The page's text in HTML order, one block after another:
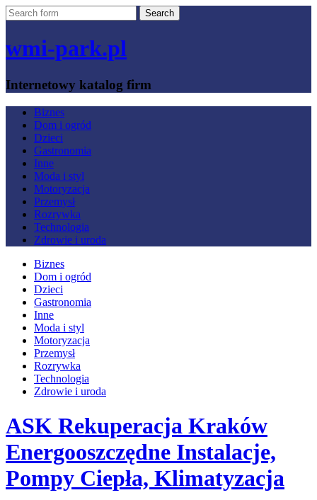
wmi-park.pl
Internetowy katalog firm
Biznes
Dom i ogród
Dzieci
Gastronomia
Inne
Moda i styl
Motoryzacja
Przemysł
Rozrywka
Technologia
Zdrowie i uroda
Biznes
Dom i ogród
Dzieci
Gastronomia
Inne
Moda i styl
Motoryzacja
Przemysł
Rozrywka
Technologia
Zdrowie i uroda
ASK Rekuperacja Kraków
Energooszczędne Instalacje,
Pompy Ciepła, Klimatyzacja